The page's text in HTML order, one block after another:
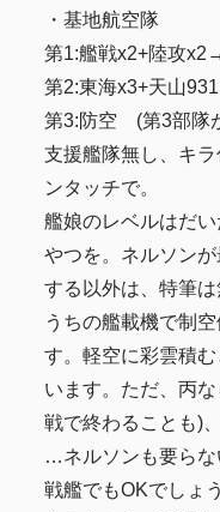
・基地航空隊
第1:艦戦x2+陸攻
第2:東海x3+天山
第3:防空 (第3部隊
支援艦隊無し、キ
ンタッチで。
艦娘のレベルはだ
やつを。ネルソン
する以外は、特筆は
うちの艦載機で制
す。軽空に彩雲積
います。ただ、丙
戦で終わることも)
…ネルソンも要らな
戦艦でもOKでしょう